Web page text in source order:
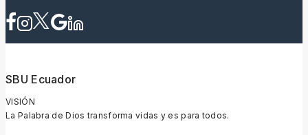
SBU Ecuador
VISIÓN
La Palabra de Dios transforma vidas y es para todos.